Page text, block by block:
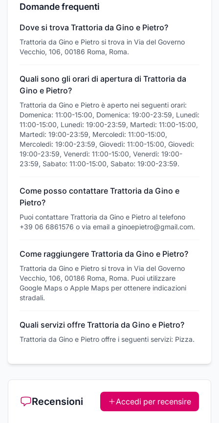
Domande frequenti
Dove si trova Trattoria da Gino e Pietro?
Trattoria da Gino e Pietro si trova in Via del Governo
Vecchio, 106, 00186 Roma, Roma.
Quali sono gli orari di apertura di Trattoria da
Gino e Pietro?
Trattoria da Gino e Pietro è aperto nei seguenti orari:
Domenica: 11:00-15:00, Domenica: 19:00-23:59, Lunedì:
11:00-15:00, Lunedì: 19:00-23:59, Martedì: 11:00-15:00,
Martedì: 19:00-23:59, Mercoledì: 11:00-15:00,
Mercoledì: 19:00-23:59, Giovedì: 11:00-15:00, Giovedì:
19:00-23:59, Venerdì: 11:00-15:00, Venerdì: 19:00-
23:59, Sabato: 11:00-15:00, Sabato: 19:00-23:59.
Come posso contattare Trattoria da Gino e
Pietro?
Puoi contattare Trattoria da Gino e Pietro al telefono
+39 06 6861576 o via email a ginoepietro@gmail.com.
Come raggiungere Trattoria da Gino e Pietro?
Trattoria da Gino e Pietro si trova in Via del Governo
Vecchio, 106, 00186 Roma, Roma. Puoi utilizzare
Google Maps o Apple Maps per ottenere indicazioni
stradali.
Quali servizi offre Trattoria da Gino e Pietro?
Trattoria da Gino e Pietro offre i seguenti servizi: Pizza.
Recensioni Accedi per recensire